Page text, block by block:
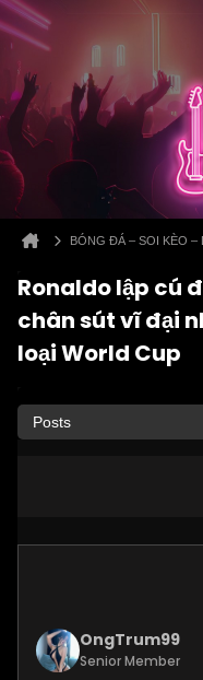
BÓNG ĐÁ – SOI KÈO –
Ronaldo lập cú
chân sút vĩ đại
loại World Cup
OngTrum99
Senior Member